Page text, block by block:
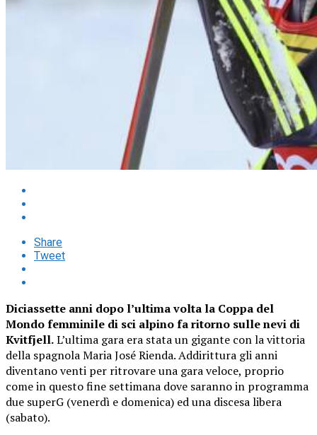
Share
Tweet
Diciassette anni dopo l’ultima volta la Coppa del
Mondo femminile di sci alpino fa ritorno sulle nevi di
Kvitfjell.L’ultima gara era stata un gigante con la vittoria
della spagnola Maria José Rienda. Addirittura gli anni
diventano venti per ritrovare una gara veloce, proprio
come in questo fine settimana dove saranno in programma
due superG (venerdì e domenica) ed una discesa libera
(sabato).